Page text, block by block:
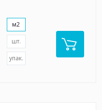
м2
шт.
упак.